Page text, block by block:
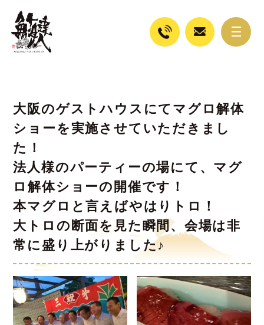
大阪のゲストハウスにてマグロ解体
ショーを実施させていただきまし
た！
法人様のパーティーの場にて、マグ
ロ解体ショーの開催です！
本マグロと言えばやはりトロ！
大トロの断面を見た瞬間、会場は非
常に盛り上がりました♪